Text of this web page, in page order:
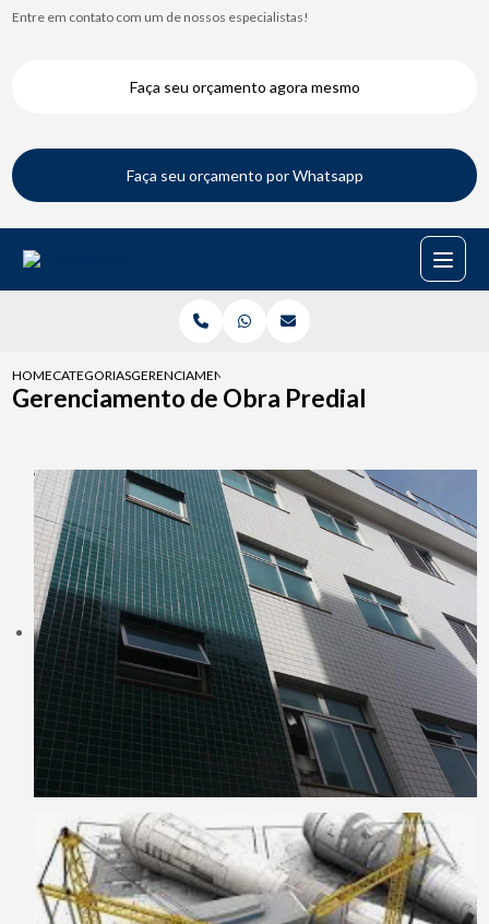
Entre em contato com um de nossos especialistas!
Faça seu orçamento agora mesmo
Faça seu orçamento por Whatsapp
HOMECATEGORIASGERENCIAMENTO DE OBRA PREDIAL
Gerenciamento de Obra Predial